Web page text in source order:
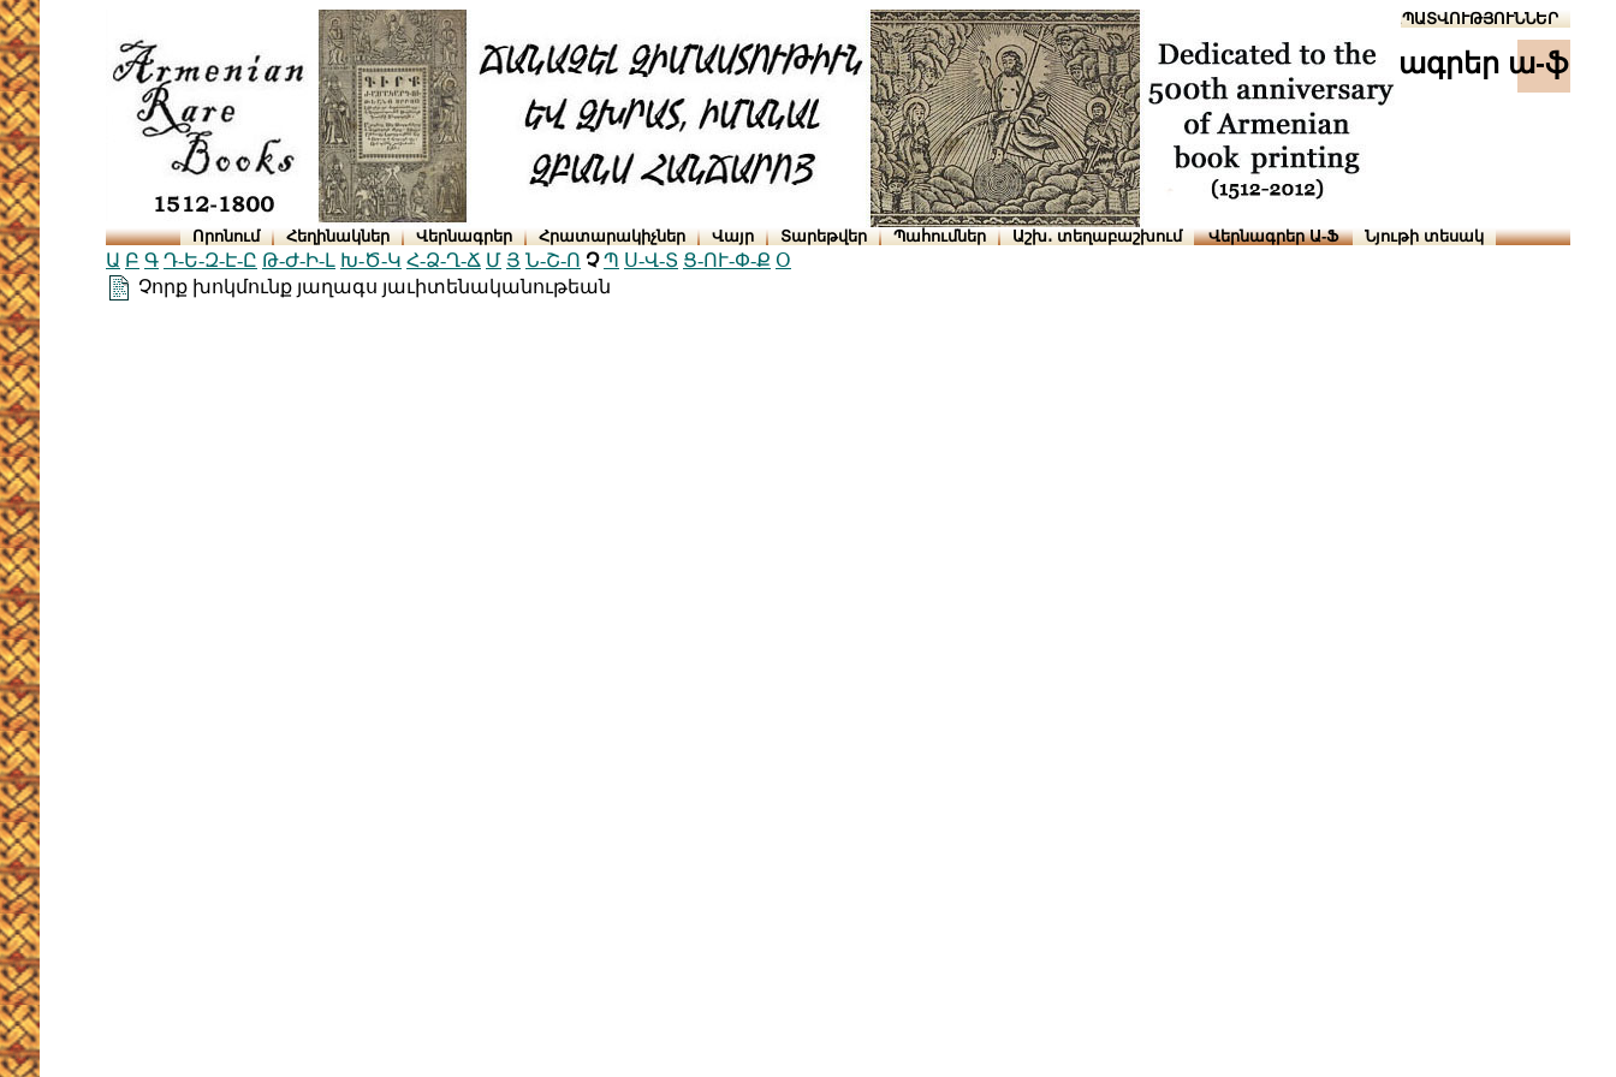
ՆԱԽԱՊԱՏՎՈՒԹՅՈՒՆՆԵՐ
վերնագրեր ա-ֆ
Որոնում Հեղինակներ Վերնագրեր Հրատարակիչներ Վայր Տարեթվեր Պահումներ Աշխ․ տեղաբաշխում Վերնագրեր Ա-Ֆ Նյութի տեսակ
Ա Բ Գ Դ-Ե-Զ-Է-Ը Թ-Ժ-Ի-Լ Խ-Ծ-Կ Հ-Ձ-Ղ-Ճ Մ Յ Ն-Շ-Ո Չ Պ Ս-Վ-Տ Ց-ՈՒ-Փ-Ք Օ
Չորք խոկմունք յաղագս յաւիտենականութեան